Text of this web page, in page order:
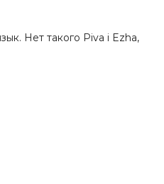
Нет такого Piva i Ezha,